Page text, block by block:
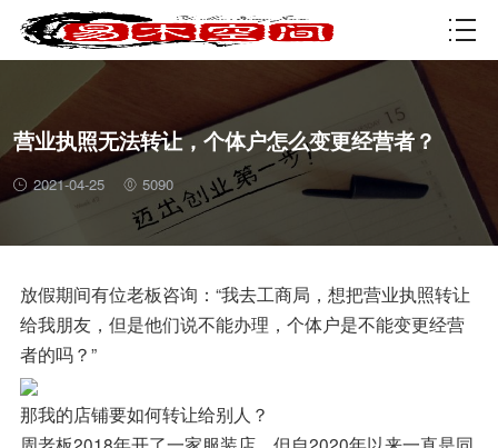
资质许可
营业执照无法转让，个体户怎么变更经营者？
2021-04-25 5090
放假期间有位老板咨询：“我去工商局，想把营业执照转让
给我朋友，但是他们说不能办理，个体户是不能变更经营
者的吗？”
那我的店铺要如何转让给别人？